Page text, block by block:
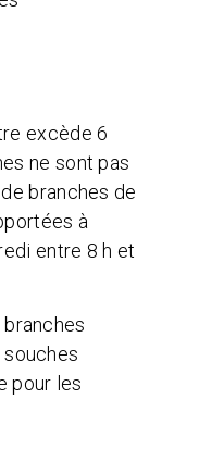
excède 6
ne sont pas
branches de
à
entre 8 h et
pour les